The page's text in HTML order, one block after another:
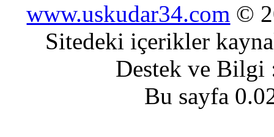
www.uskudar34.com ©
Sitedeki içerikler
Destek ve
Bu sayfa